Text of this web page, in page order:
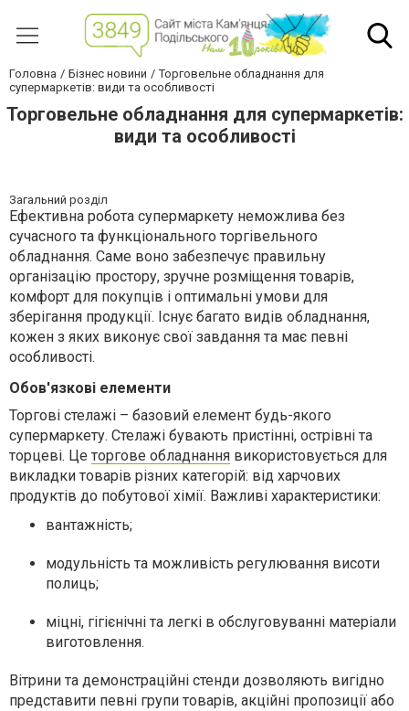
Головна Бізнес новини
Торговельне обладнання для
супермаркетів: види та особливості
Торговельне обладнання для супермаркетів:
види та особливості
Загальний розділ
Ефективна робота супермаркету неможлива без
сучасного та функціонального торгівельного
обладнання. Саме воно забезпечує правильну
організацію простору, зручне розміщення товарів,
комфорт для покупців і оптимальні умови для
зберігання продукції. Існує багато видів обладнання,
кожен з яких виконує свої завдання та має певні
особливості.
Обов'язкові елементи
Торгові стелажі – базовий елемент будь-якого
супермаркету. Стелажі бувають пристінні, острівні та
торцеві. Це торгове обладнання використовується для
викладки товарів різних категорій: від харчових
продуктів до побутової хімії. Важливі характеристики:
вантажність;
модульність та можливість регулювання висоти
полиць;
міцні, гігієнічні та легкі в обслуговуванні матеріали
виготовлення.
Вітрини та демонстраційні стенди дозволяють вигідно
представити певні групи товарів, акційні пропозиції або